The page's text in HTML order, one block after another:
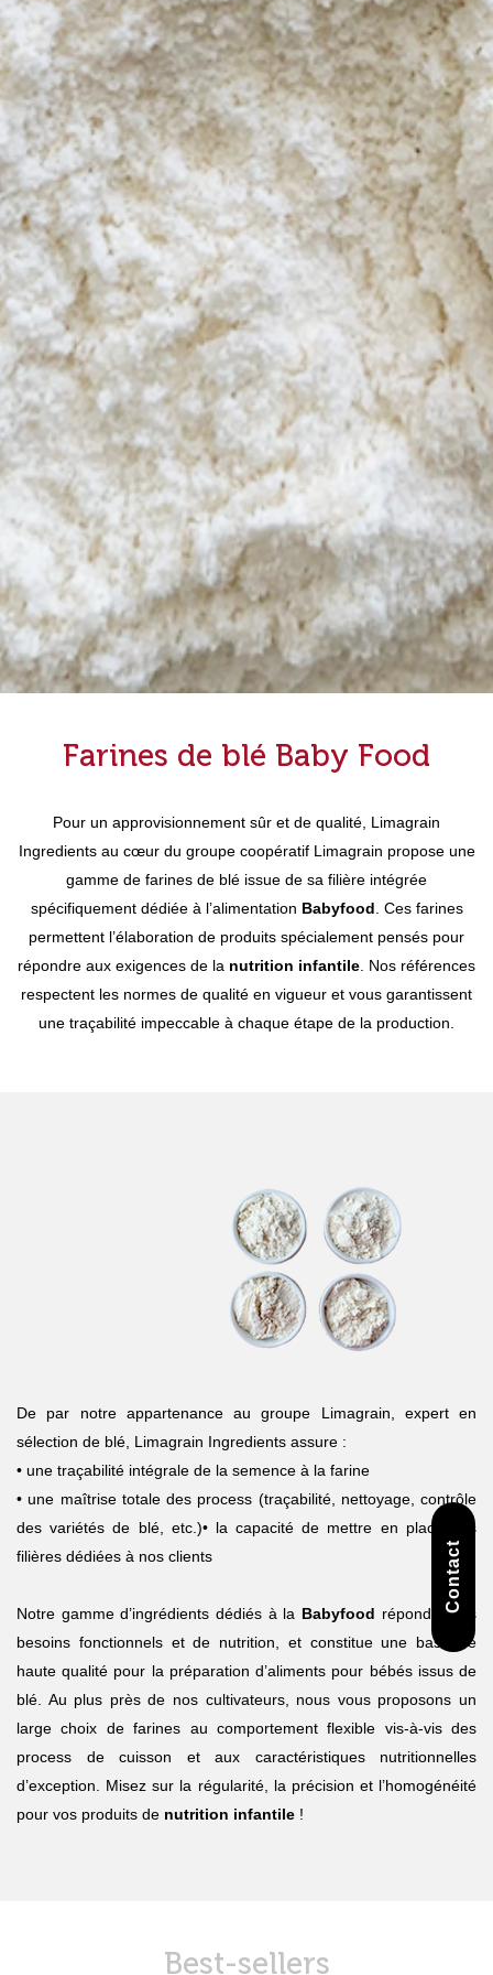
Ingrédients de panification
Grains soufflés & Ingrédients toastés
Ingrédients Feed & Petfood
Farines de blé Baby Food
Pour un approvisionnement sûr et de qualité, Limagrain
Ingredients au cœur du groupe coopératif Limagrain propose une
gamme de farines de blé issue de sa filière intégrée
spécifiquement dédiée à l’alimentation Babyfood . Ces farines
permettent l’élaboration de produits spécialement pensés pour
répondre aux exigences de la nutrition infantile . Nos références
respectent les normes de qualité en vigueur et vous garantissent
une traçabilité impeccable à chaque étape de la production.
De par notre appartenance au groupe Limagrain, expert en
sélection de blé, Limagrain Ingredients assure :
• une traçabilité intégrale de la semence à la farine
• une maîtrise totale des process (traçabilité, nettoyage, contrôle
des variétés de blé, etc.)• la capacité de mettre en place des
filières dédiées à nos clients
Notre gamme d’ingrédients dédiés à la Babyfood répond à vos
besoins fonctionnels et de nutrition, et constitue une base de
haute qualité pour la préparation d’aliments pour bébés issus de
blé. Au plus près de nos cultivateurs, nous vous proposons un
large choix de farines au comportement flexible vis-à-vis des
process de cuisson et aux caractéristiques nutritionnelles
d’exception. Misez sur la régularité, la précision et l’homogénéité
pour vos produits de nutrition infantile !
Best-sellers
Contact